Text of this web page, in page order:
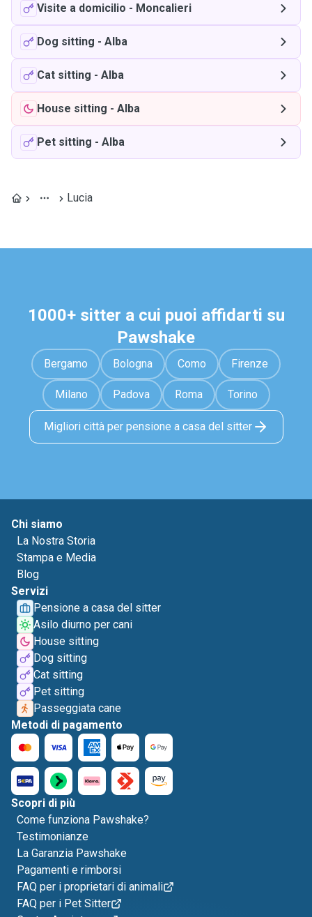
Visite a domicilio - Moncalieri
Dog sitting - Alba
Cat sitting - Alba
House sitting - Alba
Pet sitting - Alba
Lucia
1000+ sitter a cui puoi affidarti su
Pawshake
Bergamo Bologna Como Firenze
Milano Padova Roma Torino
Migliori città per pensione a casa del sitter
Chi siamo
La Nostra Storia
Stampa e Media
Blog
Servizi
Pensione a casa del sitter
Asilo diurno per cani
House sitting
Dog sitting
Cat sitting
Pet sitting
Passeggiata cane
Metodi di pagamento
Scopri di più
Come funziona Pawshake?
Testimonianze
La Garanzia Pawshake
Pagamenti e rimborsi
FAQ per i proprietari di animali
FAQ per i Pet Sitter